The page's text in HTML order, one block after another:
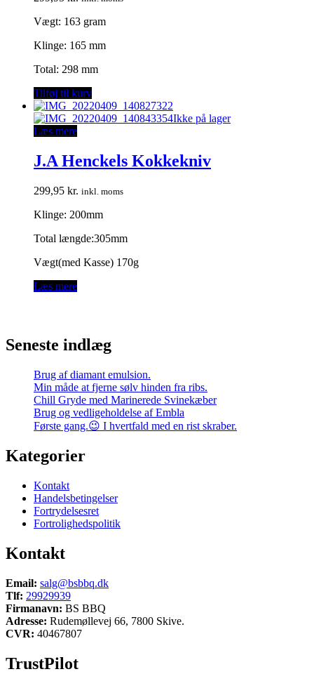
Vægt: 163 gram
Klinge: 165 mm
Total: 298 mm
Tilføj til kurv
Ikke på lager
Læs mere
J.A Henckels Kokkekniv
299,95 kr. inkl. moms
Klinge: 200mm
Total længde:305mm
Vægt(med Kasse) 170g
Læs mere
Seneste indlæg
Brug af diamant emulsion.
Min måde at fjerne sølv hinden fra ribs.
Chill Gryde med Marinerede Svinekæber
Brug og vedligeholdelse af Embla
Første gang.😉 I hvertfald med en rist skraber.
Kategorier
Kontakt
Handelsbetingelser
Fortrydelsesret
Fortrolighedspolitik
Kontakt
Email: salg@bsbbq.dk
Tlf: 29929939
Firmanavn: BS BBQ
Adresse: Rudemøllevej 66, 7800 Skive.
CVR: 40467807
TrustPilot